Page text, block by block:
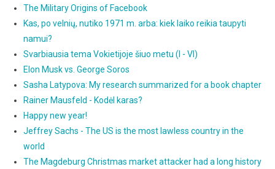
The Military Origins of Facebook
Kas, po velnių, nutiko 1971 m. arba: kiek laiko reikia taupyti
namui?
Svarbiausia tema Vokietijoje šiuo metu (I - VI)
Elon Musk vs. George Soros
Sasha Latypova: My research summarized for a book chapter
Rainer Mausfeld - Kodėl karas?
Happy new year!
Jeffrey Sachs - The US is the most lawless country in the
world
The Magdeburg Christmas market attacker had a long history